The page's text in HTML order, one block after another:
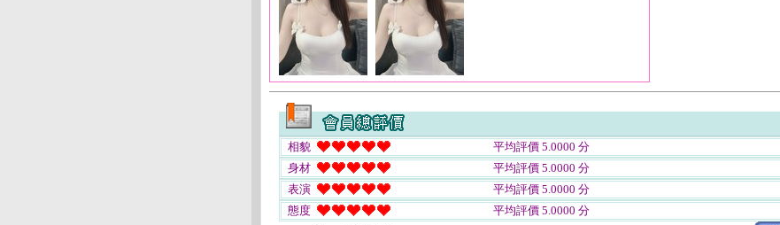
相貌
平均評價 5.0000 分
身材
平均評價 5.0000 分
表演
平均評價 5.0000 分
態度
平均評價 5.0000 分